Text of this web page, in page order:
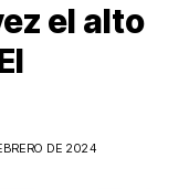
el alto
DE 2024